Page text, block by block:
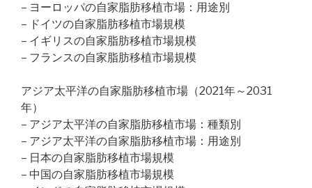
– ヨーロッパの自家脂肪移植市場：用途別
– ドイツの自家脂肪移植市場規模
– イギリスの自家脂肪移植市場規模
– フランスの自家脂肪移植市場規模
アジア太平洋の自家脂肪移植市場（2021年～2031
年）
– アジア太平洋の自家脂肪移植市場：種類別
– アジア太平洋の自家脂肪移植市場：用途別
– 日本の自家脂肪移植市場規模
– 中国の自家脂肪移植市場規模